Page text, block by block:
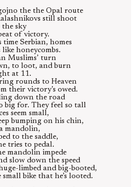
the the Opal route
still shoot
the sky
of victory.
Serbian, homes
honeycombs.
Muslims’ turn
to loot, and burn
at 11.
rounds to Heaven
their victory’s owed.
down the road
big for. They feel so tall
seem small,
bumping on his chin,
mandolin,
to the saddle,
tries to pedal.
mandolin impede
slow down the speed
limbed and big-booted,
small bike that he’s looted.